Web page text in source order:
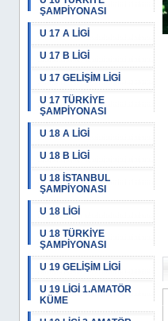
ŞAMPİYONASI
U 17 A LİGİ
U 17 B LİGİ
U 17 GELİŞİM LİGİ
U 17 TÜRKİYE
ŞAMPİYONASI
U 18 A LİGİ
U 18 B LİGİ
U 18 İSTANBUL
ŞAMPİYONASI
U 18 LİGİ
U 18 TÜRKİYE
ŞAMPİYONASI
U 19 GELİŞİM LİGİ
U 19 LİGİ 1.AMATÖR
KÜME